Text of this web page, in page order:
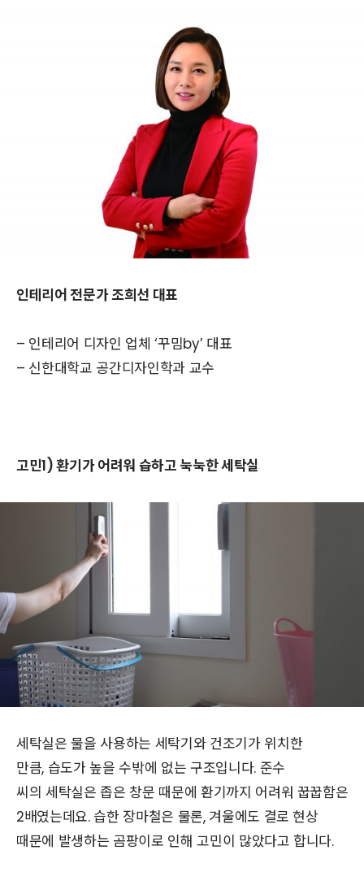
인테리어 전문가 조희선 대표
– 인테리어 디자인 업체 ‘꾸밈by’ 대표
– 신한대학교 공간디자인학과 교수
고민1) 환기가 어려워 습하고 눅눅한 세탁실
세탁실은 물을 사용하는 세탁기와 건조기가 위치한
만큼, 습도가 높을 수밖에 없는 구조입니다. 준수
씨의 세탁실은 좁은 창문 때문에 환기까지 어려워 꿉꿉함은
2배였는데요. 습한 장마철은 물론, 겨울에도 결로 현상
때문에 발생하는 곰팡이로 인해 고민이 많았다고 합니다.